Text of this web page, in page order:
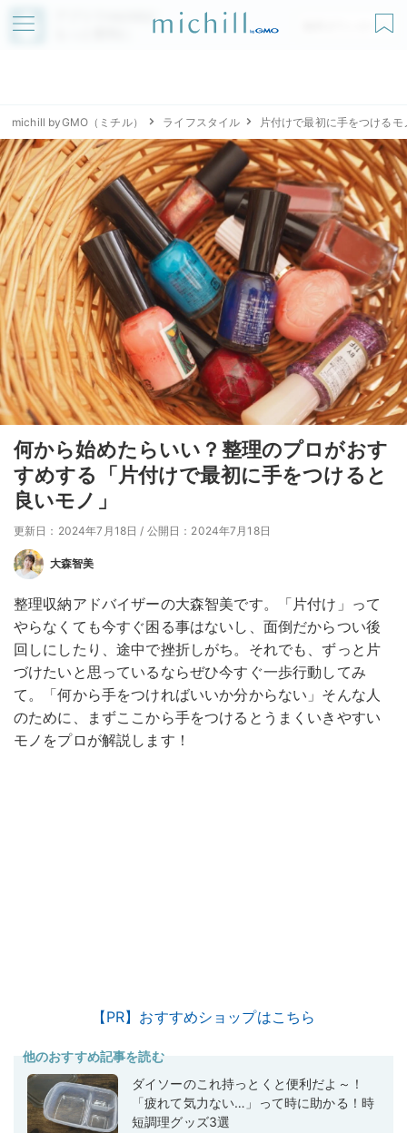
アプリでmichillが
無料ダウンロード
michill byGMO（ミチル） ライフスタイル 片付けで最初に手をつけるモ
何から始めたらいい？整理のプロがおす
すめする「片付けで最初に手をつけると
良いモノ」
更新日：2024年7月18日 / 公開日：2024年7月18日
大森智美
整理収納アドバイザーの大森智美です。「片付け」って
やらなくても今すぐ困る事はないし、面倒だからつい後
回しにしたり、途中で挫折しがち。それでも、ずっと片
づけたいと思っているならぜひ今すぐ一歩行動してみ
て。「何から手をつければいいか分からない」そんな人
のために、まずここから手をつけるとうまくいきやすい
モノをプロが解説します！
【PR】おすすめショップはこちら
他のおすすめ記事を読む
ダイソーのこれ持っとくと便利だよ～！
「疲れて気力ない…」って時に助かる！時
短調理グッズ3選